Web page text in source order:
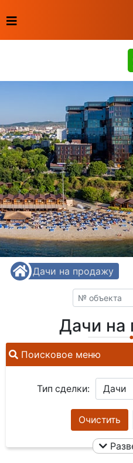
/ Дачи на продажу
Дачи на
Поисковое меню
Тип сделки: Дачи
Очистить